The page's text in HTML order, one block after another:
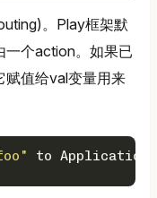
。Play框架默
一个action。如果已
赋值给val变量用来
to Application